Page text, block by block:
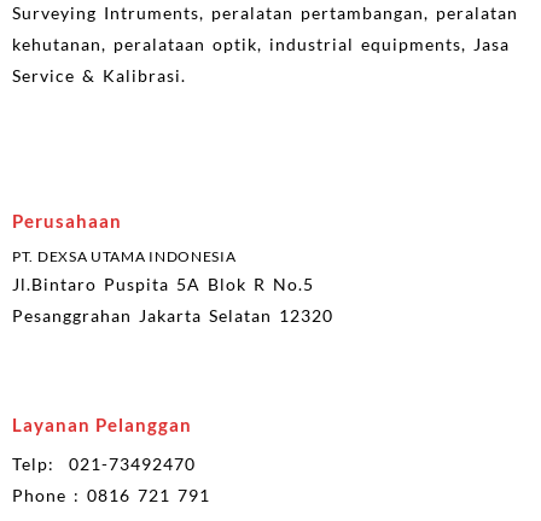
Surveying Intruments, peralatan pertambangan, peralatan
kehutanan, peralataan optik, industrial equipments, Jasa
Service & Kalibrasi.
Perusahaan
PT. DEXSA UTAMA INDONESIA
Jl.Bintaro Puspita 5A Blok R No.5
Pesanggrahan Jakarta Selatan 12320
Layanan Pelanggan
Telp: 021-73492470
Phone : 0816 721 791